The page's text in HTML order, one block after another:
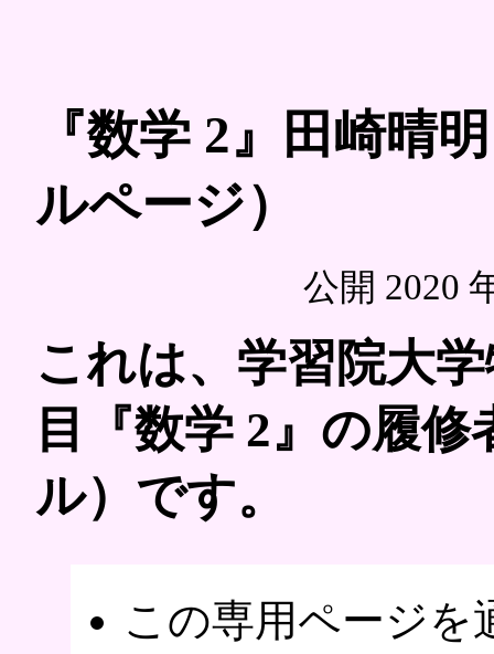
『数学 2』田崎晴
ルページ）
公開 2020
これは、学習院大
目『数学 2』の履
ル）です。
この専用ページを